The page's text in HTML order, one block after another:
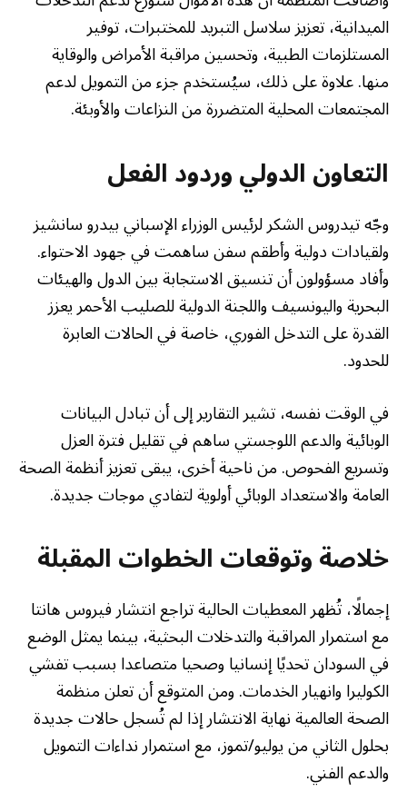
الميدانية، تعزيز سلاسل التبريد للمختبرات، توفير
المستلزمات الطبية، وتحسين مراقبة الأمراض والوقاية
منها. علاوة على ذلك، سيُستخدم جزء من التمويل لدعم
المجتمعات المحلية المتضررة من النزاعات والأوبئة.
التعاون الدولي وردود الفعل
وجّه تيدروس الشكر لرئيس الوزراء الإسباني بيدرو سانشيز
ولقيادات دولية وأطقم سفن ساهمت في جهود الاحتواء.
وأفاد مسؤولون أن تنسيق الاستجابة بين الدول والهيئات
البحرية واليونسيف واللجنة الدولية للصليب الأحمر يعزز
القدرة على التدخل الفوري، خاصة في الحالات العابرة
للحدود.
في الوقت نفسه، تشير التقارير إلى أن تبادل البيانات
الوبائية والدعم اللوجستي ساهم في تقليل فترة العزل
وتسريع الفحوص. من ناحية أخرى، يبقى تعزيز أنظمة الصحة
العامة والاستعداد الوبائي أولوية لتفادي موجات جديدة.
خلاصة وتوقعات الخطوات المقبلة
إجمالًا، تُظهر المعطيات الحالية تراجع انتشار فيروس هانتا
مع استمرار المراقبة والتدخلات البحثية، بينما يمثل الوضع
في السودان تحديًا إنسانيا وصحيا متصاعدا بسبب تفشي
الكوليرا وانهيار الخدمات. ومن المتوقع أن تعلن منظمة
الصحة العالمية نهاية الانتشار إذا لم تُسجل حالات جديدة
بحلول الثاني من يوليو/تموز، مع استمرار نداءات التمويل
والدعم الفني.